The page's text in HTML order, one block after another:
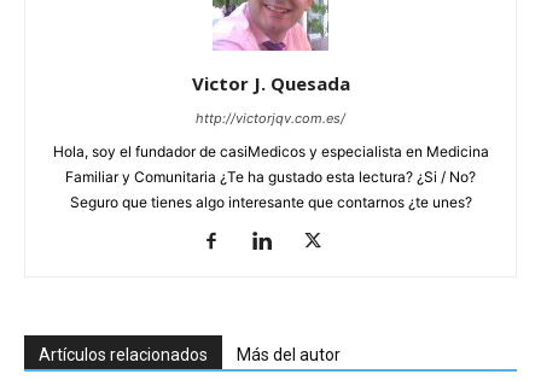
Victor J. Quesada
http://victorjqv.com.es/
Hola, soy el fundador de casiMedicos y especialista en Medicina
Familiar y Comunitaria ¿Te ha gustado esta lectura? ¿Si / No?
Seguro que tienes algo interesante que contarnos ¿te unes?
Artículos relacionados Más del autor